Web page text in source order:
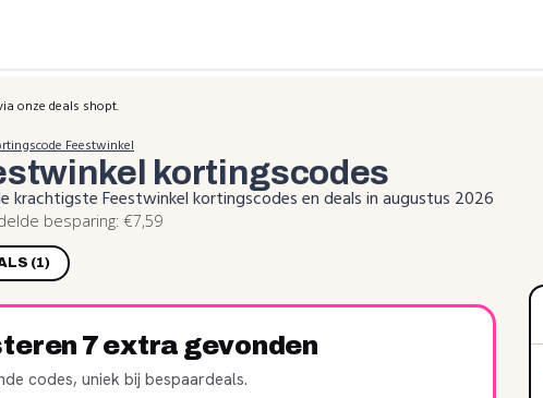
onze deals shopt.
Feestwinkel
kortingscodes
krachtigste Feestwinkel kortingscodes en deals in augustus 2026
besparing: €7,59
(1)
7 extra gevonden
codes, uniek bij bespaardeals.